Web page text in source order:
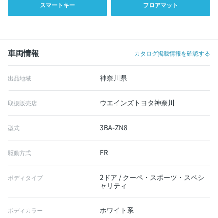
スマートキー フロアマット
車両情報 カタログ掲載情報を確認する
出品地域 神奈川県
取扱販売店 ウエインズトヨタ神奈川
型式 3BA-ZN8
駆動方式 FR
ボディタイプ
2ドア / クーペ・スポーツ・スペシ
ャリティ
ボディカラー ホワイト系